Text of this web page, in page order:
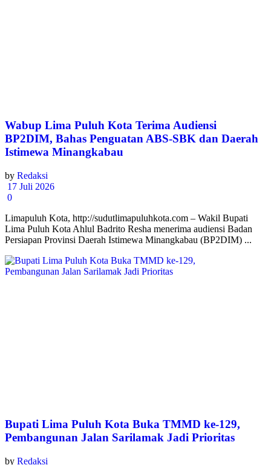
Wabup Lima Puluh Kota Terima Audiensi
BP2DIM, Bahas Penguatan ABS-SBK dan Daerah
Istimewa Minangkabau
by Redaksi
17 Juli 2026
0
Limapuluh Kota, http://sudutlimapuluhkota.com – Wakil Bupati
Lima Puluh Kota Ahlul Badrito Resha menerima audiensi Badan
Persiapan Provinsi Daerah Istimewa Minangkabau (BP2DIM) ...
Bupati Lima Puluh Kota Buka TMMD ke-129,
Pembangunan Jalan Sarilamak Jadi Prioritas
by Redaksi